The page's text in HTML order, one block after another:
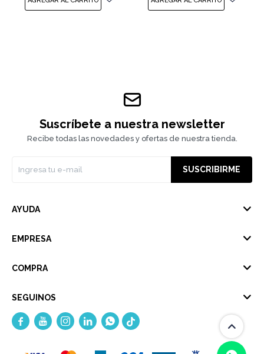
Suscríbete a nuestra newsletter
Recibe todas las novedades y ofertas de nuestra tienda.
SUSCRIBIRME
AYUDA
EMPRESA
COMPRA
SEGUINOS
    